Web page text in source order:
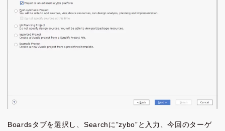
Boardsタブを選択し、Searchに”zybo”と入力、今回のターゲ